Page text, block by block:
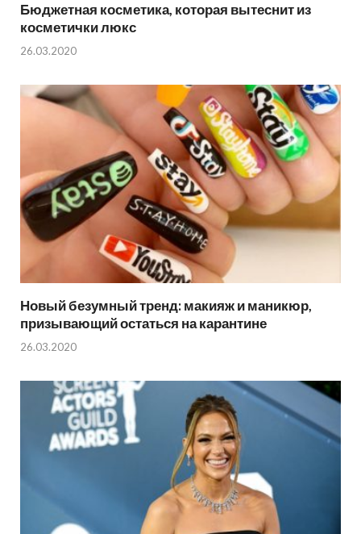
Бюджетная косметика, которая вытеснит из
косметички люкс
26.03.2020
Новый безумный тренд: макияж и маникюр,
призывающий остаться на карантине
26.03.2020